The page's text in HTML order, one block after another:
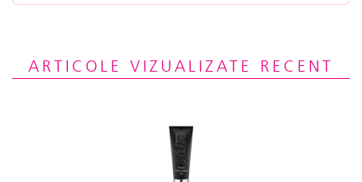
ARTICOLE VIZUALIZATE RECENT